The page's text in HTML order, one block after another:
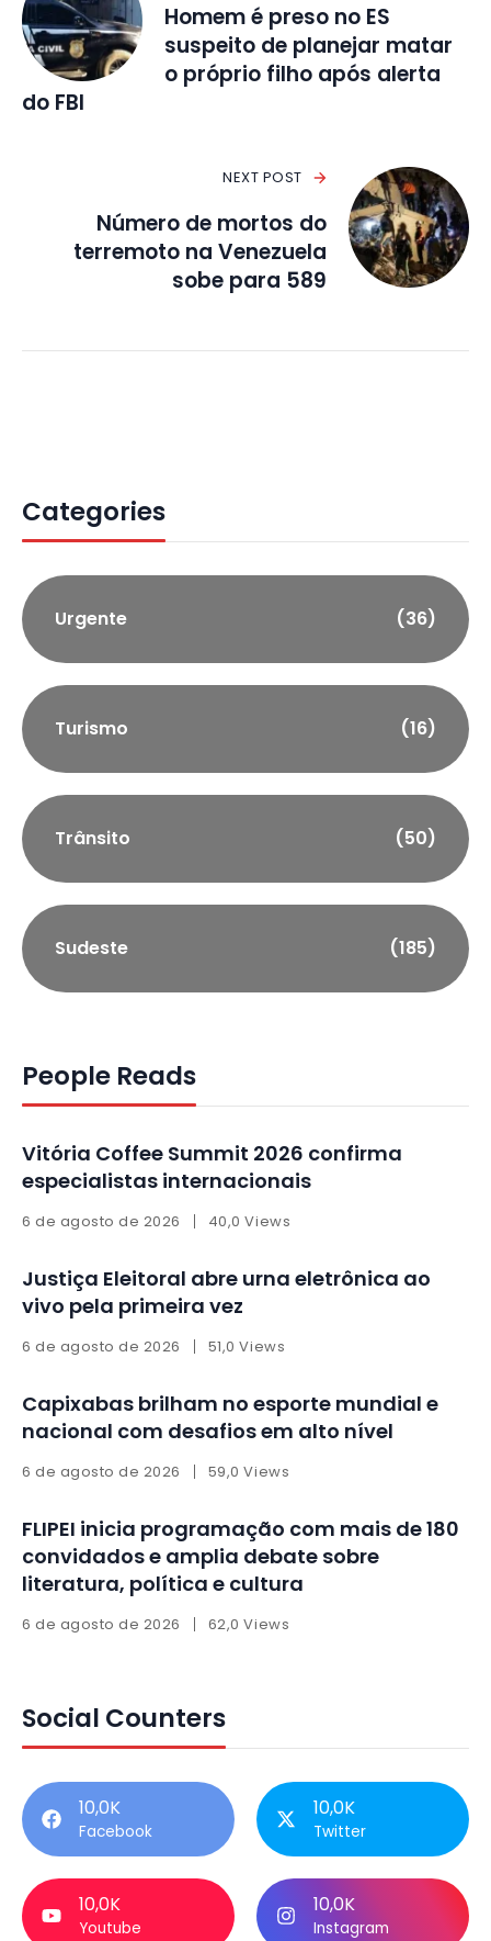
Homem é preso no ES
suspeito de planejar matar
o próprio filho após alerta
do FBI
NEXT POST
Número de mortos do
terremoto na Venezuela
sobe para 589
Categories
Urgente (36)
Turismo (16)
Trânsito (50)
Sudeste (185)
People Reads
Vitória Coffee Summit 2026 confirma
especialistas internacionais
6 de agosto de 2026 40,0 Views
Justiça Eleitoral abre urna eletrônica ao
vivo pela primeira vez
6 de agosto de 2026 51,0 Views
Capixabas brilham no esporte mundial e
nacional com desafios em alto nível
6 de agosto de 2026 59,0 Views
FLIPEI inicia programação com mais de 180
convidados e amplia debate sobre
literatura, política e cultura
6 de agosto de 2026 62,0 Views
Social Counters
10,0K
Facebook
10,0K
Twitter
10,0K
Youtube
10,0K
Instagram